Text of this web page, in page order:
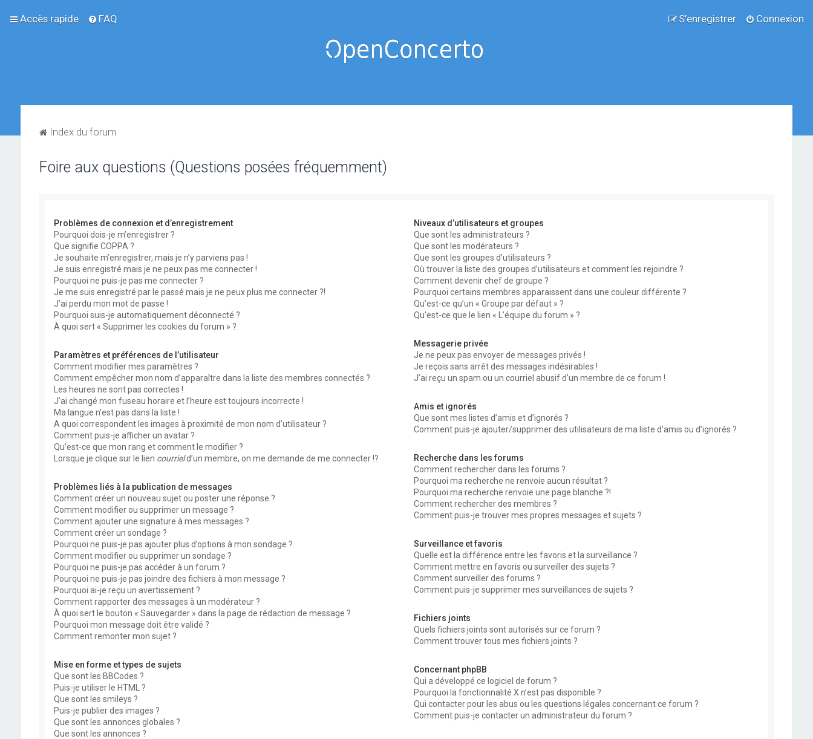
Accès rapide FAQ Connexion
S’enregistrer
Index du forum
Foire aux questions (Questions posées fréquemment)
Problèmes de connexion et d’enregistrement
Pourquoi dois-je m’enregistrer ?
Que signifie COPPA ?
Je souhaite m’enregistrer, mais je n’y parviens pas !
Je suis enregistré mais je ne peux pas me connecter !
Pourquoi ne puis-je pas me connecter ?
Je me suis enregistré par le passé mais je ne peux plus me connecter ?!
J’ai perdu mon mot de passe !
Pourquoi suis-je automatiquement déconnecté ?
À quoi sert « Supprimer les cookies du forum » ?
Paramètres et préférences de l’utilisateur
Comment modifier mes paramètres ?
Comment empêcher mon nom d’apparaître dans la liste des membres connectés ?
Les heures ne sont pas correctes !
J’ai changé mon fuseau horaire et l’heure est toujours incorrecte !
Ma langue n’est pas dans la liste !
A quoi correspondent les images à proximité de mon nom d’utilisateur ?
Comment puis-je afficher un avatar ?
Qu’est-ce que mon rang et comment le modifier ?
Lorsque je clique sur le lien courrield’un membre, on me demande de me connecter !?
Problèmes liés à la publication de messages
Comment créer un nouveau sujet ou poster une réponse ?
Comment modifier ou supprimer un message ?
Comment ajouter une signature à mes messages ?
Comment créer un sondage ?
Pourquoi ne puis-je pas ajouter plus d’options à mon sondage ?
Comment modifier ou supprimer un sondage ?
Pourquoi ne puis-je pas accéder à un forum ?
Pourquoi ne puis-je pas joindre des fichiers à mon message ?
Pourquoi ai-je reçu un avertissement ?
Comment rapporter des messages à un modérateur ?
À quoi sert le bouton « Sauvegarder » dans la page de rédaction de message ?
Pourquoi mon message doit être validé ?
Comment remonter mon sujet ?
Mise en forme et types de sujets
Que sont les BBCodes ?
Puis-je utiliser le HTML ?
Que sont les smileys ?
Puis-je publier des images ?
Que sont les annonces globales ?
Que sont les annonces ?
Niveaux d’utilisateurs et groupes
Que sont les administrateurs ?
Que sont les modérateurs ?
Que sont les groupes d’utilisateurs ?
Où trouver la liste des groupes d’utilisateurs et comment les rejoindre ?
Comment devenir chef de groupe ?
Pourquoi certains membres apparaissent dans une couleur différente ?
Qu’est-ce qu’un « Groupe par défaut » ?
Qu’est-ce que le lien « L’équipe du forum » ?
Messagerie privée
Je ne peux pas envoyer de messages privés !
Je reçois sans arrêt des messages indésirables !
J’ai reçu un spam ou un courriel abusif d’un membre de ce forum !
Amis et ignorés
Que sont mes listes d’amis et d’ignorés ?
Comment puis-je ajouter/supprimer des utilisateurs de ma liste d’amis ou d’ignorés ?
Recherche dans les forums
Comment rechercher dans les forums ?
Pourquoi ma recherche ne renvoie aucun résultat ?
Pourquoi ma recherche renvoie une page blanche ?!
Comment rechercher des membres ?
Comment puis-je trouver mes propres messages et sujets ?
Surveillance et favoris
Quelle est la différence entre les favoris et la surveillance ?
Comment mettre en favoris ou surveiller des sujets ?
Comment surveiller des forums ?
Comment puis-je supprimer mes surveillances de sujets ?
Fichiers joints
Quels fichiers joints sont autorisés sur ce forum ?
Comment trouver tous mes fichiers joints ?
Concernant phpBB
Qui a développé ce logiciel de forum ?
Pourquoi la fonctionnalité X n’est pas disponible ?
Qui contacter pour les abus ou les questions légales concernant ce forum ?
Comment puis-je contacter un administrateur du forum ?